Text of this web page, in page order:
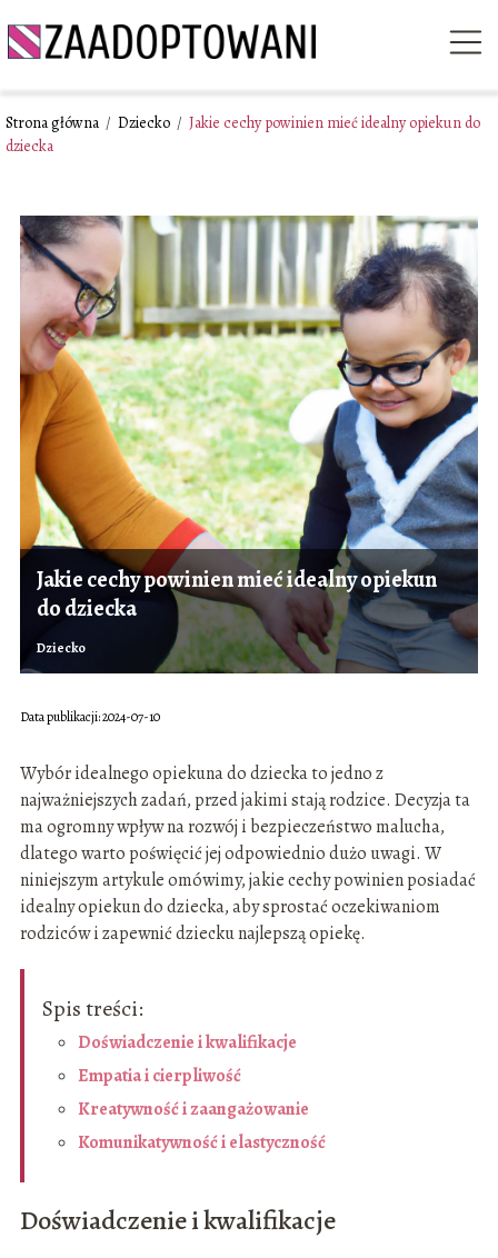
Strona główna / Dziecko / Jakie cechy powinien mieć idealny opiekun do
dziecka
Jakie cechy powinien mieć idealny opiekun
do dziecka
Dziecko
Data publikacji: 2024-07-10
Wybór idealnego opiekuna do dziecka to jedno z
najważniejszych zadań, przed jakimi stają rodzice. Decyzja ta
ma ogromny wpływ na rozwój i bezpieczeństwo malucha,
dlatego warto poświęcić jej odpowiednio dużo uwagi. W
niniejszym artykule omówimy, jakie cechy powinien posiadać
idealny opiekun do dziecka, aby sprostać oczekiwaniom
rodziców i zapewnić dziecku najlepszą opiekę.
Spis treści:
Doświadczenie i kwalifikacje
Empatia i cierpliwość
Kreatywność i zaangażowanie
Komunikatywność i elastyczność
Doświadczenie i kwalifikacje